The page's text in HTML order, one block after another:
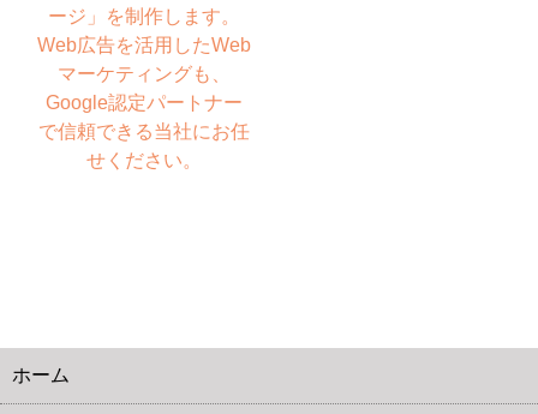
ージ」を制作します。
Web広告を活用したWeb
マーケティングも、
Google認定パートナー
で信頼できる当社にお任
せください。
ホーム